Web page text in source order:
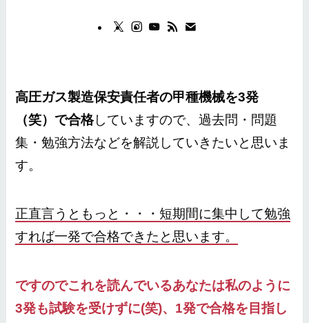
高圧ガス製造保安責任者の甲種機械を3発
（笑）で合格していますので、過去問・問題
集・勉強方法などを解説していきたいと思いま
す。
正直言うともっと・・・短期間に集中して勉強
すれば一発で合格できたと思います。
ですのでこれを読んでいるあなたは私のように
3発も試験を受けずに(笑)、1発で合格を目指し